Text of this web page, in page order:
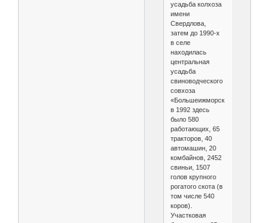
усадьба колхоза
имени
Свердлова,
затем до 1990-х
в селе
находилась
центральная
усадьба
свиноводческого
совхоза
«Большеижморского»:
в 1992 здесь
было 580
работающих, 65
тракторов, 40
автомашин, 20
комбайнов, 2452
свиньи, 1507
голов крупного
рогатого скота (в
том числе 540
коров).
Участковая